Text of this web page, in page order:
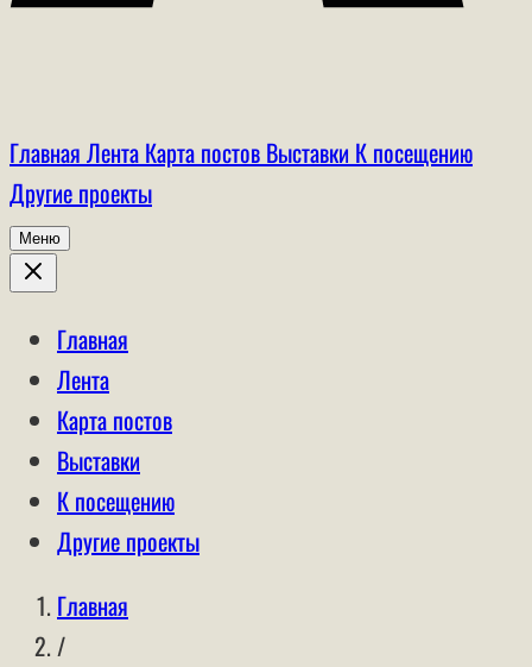
Главная Лента Карта постов Выставки К посещению
Другие проекты
Меню
Главная
Лента
Карта постов
Выставки
К посещению
Другие проекты
Главная
/